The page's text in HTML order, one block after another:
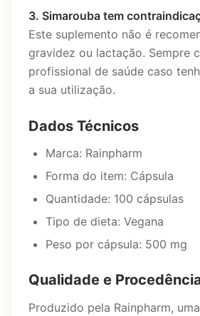
3. Simarouba tem
Este suplemento não é
gravidez ou lactação. Sempre
profissional de saúde caso
a sua utilização.
Dados Técnicos
Marca: Rainpharm
Forma do item: Cápsula
Quantidade: 100 cápsulas
Tipo de dieta: Vegana
Peso por cápsula: 500 mg
Qualidade e
Produzido pela Rainpharm,